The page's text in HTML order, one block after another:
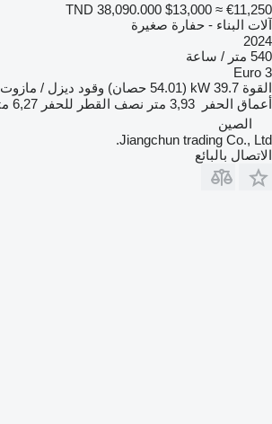
TND 38,090.000 $13,000 ≈ €11,250
آلات البناء - حفارة صغيرة
2024
540 متر / ساعة
Euro 3
القوة 39.7 kW (54.01 حصان) وقود ديزل / مازوت
أعماق الحفر
3,93 متر نصف القطر للحفر 6,27 متر
الصين
Jiangchun trading Co., Ltd.
الاتصال بالبائع